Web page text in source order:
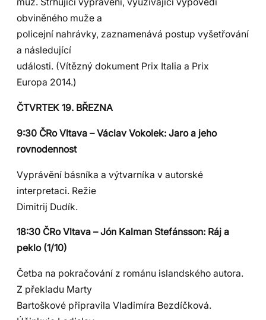
muž. Strhující vyprávění, využívající výpovědi
obviněného muže a
policejní nahrávky, zaznamenává postup vyšetřování
a následující
události. (Vítězný dokument Prix Italia a Prix
Europa 2014.)
ČTVRTEK 19. BŘEZNA
9:30 ČRo Vltava – Václav Vokolek: Jaro a jeho
rovnodennost
Vyprávění básníka a výtvarníka v autorské
interpretaci. Režie
Dimitrij Dudík.
18:30 ČRo Vltava – Jón Kalman Stefánsson: Ráj a
peklo (1/10)
Četba na pokračování z románu islandského autora.
Z překladu Marty
Bartoškové připravila Vladimíra Bezdíčková.